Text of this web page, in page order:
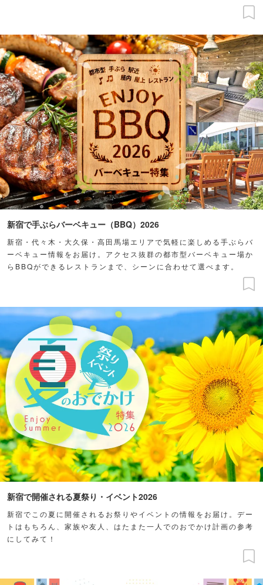
新宿で手ぶらバーベキュー（BBQ）2026
新宿・代々木・大久保・高田馬場エリアで気軽に楽しめる手ぶらバ
ーベキュー情報をお届け。アクセス抜群の都市型バーベキュー場か
らBBQができるレストランまで、シーンに合わせて選べます。
新宿で開催される夏祭り・イベント2026
新宿でこの夏に開催されるお祭りやイベントの情報をお届け。デー
トはもちろん、家族や友人、はたまた一人でのおでかけ計画の参考
にしてみて！